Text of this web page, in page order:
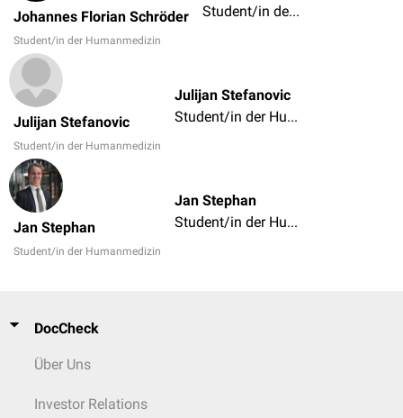
Johannes Florian Schröder
Student/in der Humanmedizin
Student/in der Humanmedizin
Julijan Stefanovic
Student/in der Humanmedizin
Julijan Stefanovic
Student/in der Humanmedizin
Jan Stephan
Student/in der Humanmedizin
Jan Stephan
Student/in der Humanmedizin
DocCheck
Über Uns
Investor Relations